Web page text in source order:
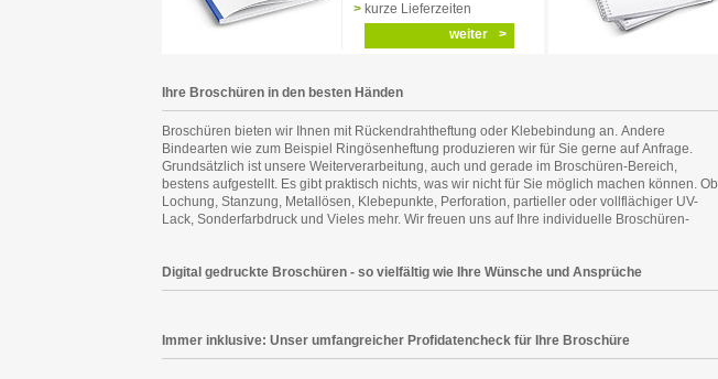
kurze Lieferzeiten
weiter
Ihre Broschüren in den besten Händen
Broschüren bieten wir Ihnen mit Rückendrahtheftung oder Klebebindung an. Andere
Bindearten wie zum Beispiel Ringösenheftung produzieren wir für Sie gerne auf Anfrage.
Grundsätzlich ist unsere Weiterverarbeitung, auch und gerade im Broschüren-Bereich,
bestens aufgestellt. Es gibt praktisch nichts, was wir nicht für Sie möglich machen können. Ob
Lochung, Stanzung, Metallösen, Klebepunkte, Perforation, partieller oder vollflächiger UV-
Lack, Sonderfarbdruck und Vieles mehr. Wir freuen uns auf Ihre individuelle Broschüren-
Anfrage. Auch im Bereich digital gedruckte Broschüren-Kleinauflagen ab Auflage 5 Stück
verfügen wir über ein bestens sortiertes Produkt-Portfolio. Wählen Sie aus einer großen
Materialvielfalt und vielen verschiedenen Bindungsarten von Rückendraht- über Spiral-, bis
hin zu Klebebindung mit oder ohne Fälzelband. Ihre Broschüre ist bei uns in professionellen
und absolut sicheren Händen. Sie haben Ihr Wunsch-Produkt online nicht gefunden? Dann
Digital gedruckte Broschüren - so vielfältig wie Ihre Wünsche und Ansprüche
Immer inklusive: Unser umfangreicher Profidatencheck für Ihre Broschüre